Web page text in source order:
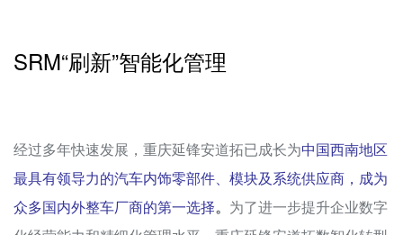
SRM“刷新”智能化管理
经过多年快速发展，重庆延锋安道拓已成长为中国西南地区
最具有领导力的汽车内饰零部件、模块及系统供应商，成为
众多国内外整车厂商的第一选择。 为了进一步提升企业数字